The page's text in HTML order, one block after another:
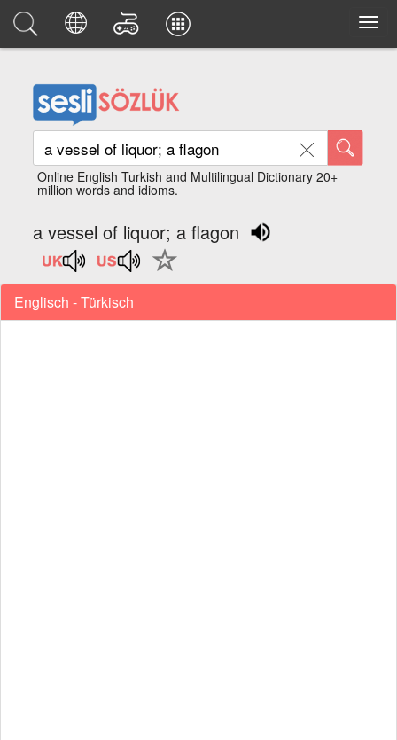
Online English Turkish and Multilingual Dictionary 20+
million words and idioms.
a vessel of liquor; a flagon
Englisch - Türkisch